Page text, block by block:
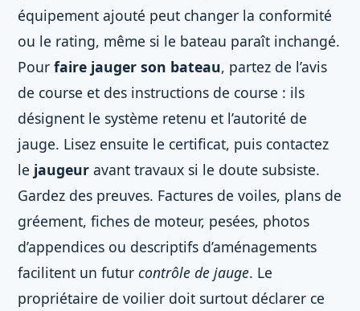
équipement ajouté peut changer la conformité
ou le rating, même si le bateau paraît inchangé.
Pour faire jauger son bateau, partez de l’avis
de course et des instructions de course : ils
désignent le système retenu et l’autorité de
jauge. Lisez ensuite le certificat, puis contactez
le jaugeur avant travaux si le doute subsiste.
Gardez des preuves. Factures de voiles, plans de
gréement, fiches de moteur, pesées, photos
d’appendices ou descriptifs d’aménagements
facilitent un futur contrôle de jauge. Le
propriétaire de voilier doit surtout déclarer ce